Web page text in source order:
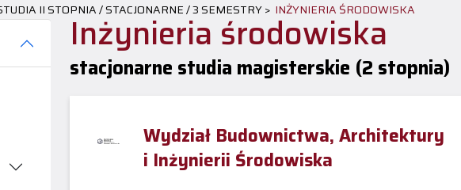
II STOPNIA / STACJONARNE / 3 SEMESTRY > INŻYNIERIA ŚRODOWISKA
Inżynieria środowiska
stacjonarne studia magisterskie (2 stopnia)
Wydział Budownictwa, Architektury
i Inżynierii Środowiska